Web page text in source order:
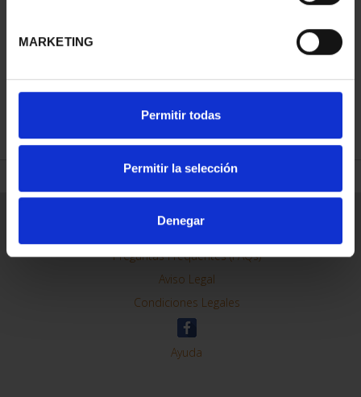
MARKETING
Permitir todas
Permitir la selección
Denegar
REFINAR
Información General
Contacto
Preguntas Frequentes (FAQs)
Aviso Legal
Condiciones Legales
Ayuda